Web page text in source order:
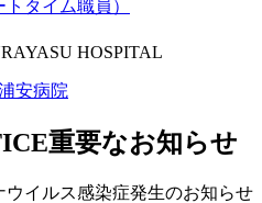
タイム職員）
HOSPITAL
安病院
重要なお知らせ
イルス感染症発生のお知らせ